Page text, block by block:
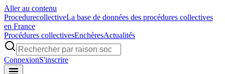
Aller au contenu
ProcedurecollectiveLa base de données des procédures collectives
en France
Procédures collectivesEnchèresActualités
ConnexionS'inscrire